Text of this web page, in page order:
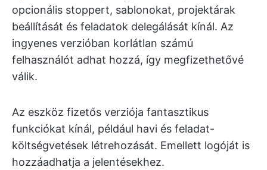
opcionális stoppert, sablonokat, projektárak
beállítását és feladatok delegálását kínál. Az
ingyenes verzióban korlátlan számú
felhasználót adhat hozzá, így megfizethetővé
válik.
Az eszköz fizetős verziója fantasztikus
funkciókat kínál, például havi és feladat-
költségvetések létrehozását. Emellett logóját is
hozzáadhatja a jelentésekhez.